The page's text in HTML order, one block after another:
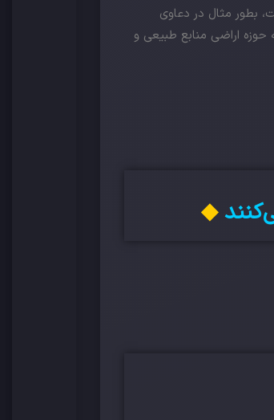
بطور مثال در دعاوی
حوزه اراضی منابع طبیعی و
◆